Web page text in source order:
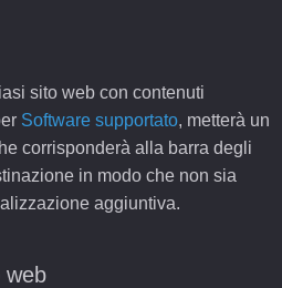
sito web con contenuti
Software supportato, metterà un
corrisponderà alla barra degli
in modo che non sia
aggiuntiva.
web